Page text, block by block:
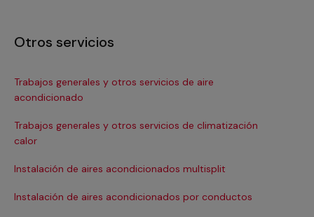
Otros servicios
Trabajos generales y otros servicios de aire
acondicionado
Trabajos generales y otros servicios de climatización
calor
Instalación de aires acondicionados multisplit
Instalación de aires acondicionados por conductos